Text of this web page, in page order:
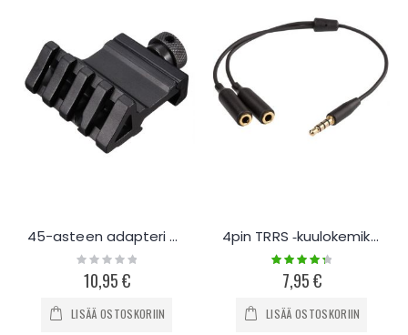
45-asteen adapteri picatinny kiskoon
Rating:
0%
10,95 €
LISÄÄ OSTOSKORIIN
4pin TRRS ‐kuulokemikrofoniadapteri
Rating:
90%
7,95 €
LISÄÄ OSTOSKORIIN